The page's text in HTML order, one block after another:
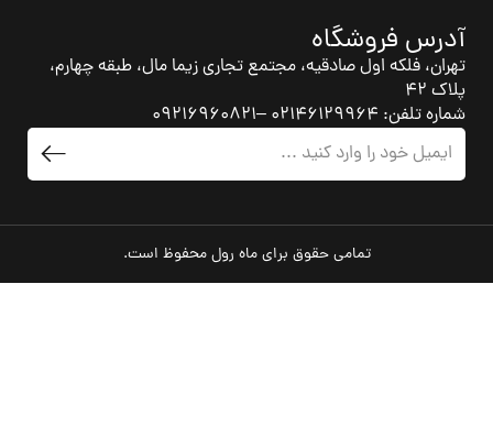
آدرس فروشگاه
تهران، فلکه اول صادقیه، مجتمع تجاری زیما مال، طبقه چهارم،
پلاک 42
شماره تلفن: 02146129964 –09216960821
تمامی حقوق برای ماه رول محفوظ است.